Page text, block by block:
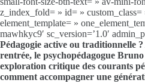
z_index_fold= » id= » custom_class=
element_template= »
mawhkyc9′ sc_version=’1.0′
Pédagogie active ou traditionnelle
rentrée, le psychopédagogue
exploration critique des courants
comment accompagner une